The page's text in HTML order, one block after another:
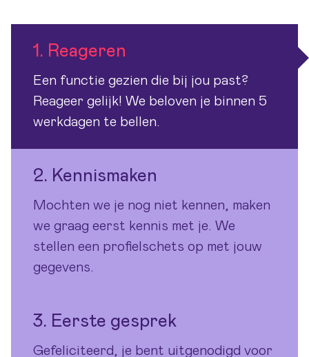
1. Reageren
Een functie gezien die bij jou past?
Reageer gelijk! We beloven je binnen 5
werkdagen te bellen.
2. Kennismaken
Mochten we je nog niet kennen, maken
we graag eerst kennis met je. We
stellen een profielschets op met jouw
gegevens.
3. Eerste gesprek
Gefeliciteerd, je bent uitgenodigd voor